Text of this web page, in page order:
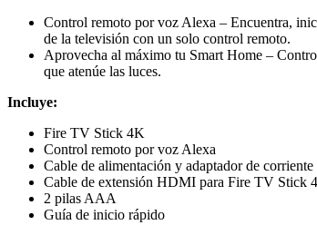
Control remoto por voz Alexa – Encuentra,
de la televisión con un solo control remoto.
Aprovecha al máximo tu Smart Home –
que atenúe las luces.
Incluye:
Fire TV Stick 4K
Control remoto por voz Alexa
Cable de alimentación y adaptador de corriente
Cable de extensión HDMI para Fire TV Stick
2 pilas AAA
Guía de inicio rápido